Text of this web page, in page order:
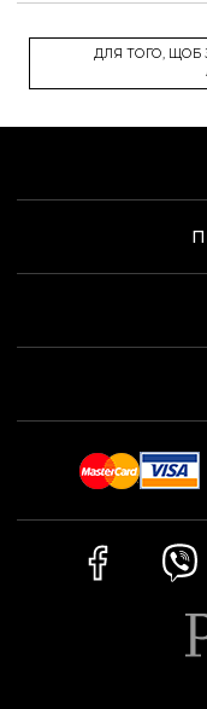
ДЛЯ ТОГО, ЩОБ